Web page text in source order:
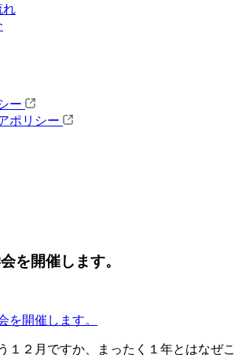
れ
ー
ポリシー
を開催します。
１２月ですか、まったく１年とはなぜこ